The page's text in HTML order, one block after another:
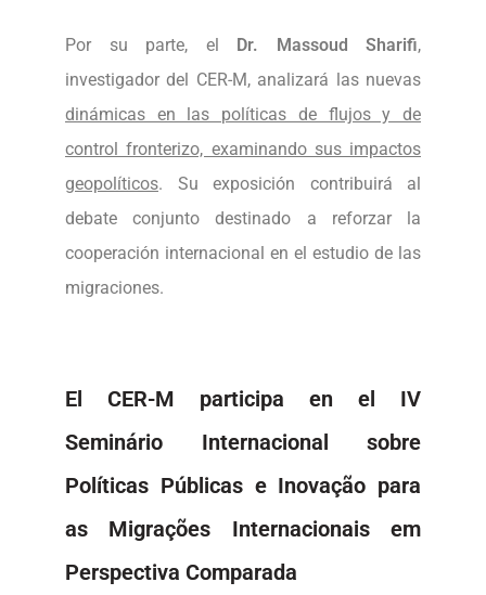
Por su parte, el Dr. Massoud Sharifi,
investigador del CER-M, analizará las nuevas
dinámicas en las políticas de flujos y de
control fronterizo, examinando sus impactos
geopolíticos. Su exposición contribuirá al
debate conjunto destinado a reforzar la
cooperación internacional en el estudio de las
migraciones.
El CER-M participa en el IV
Seminário Internacional sobre
Políticas Públicas e Inovação para
as Migrações Internacionais em
Perspectiva Comparada